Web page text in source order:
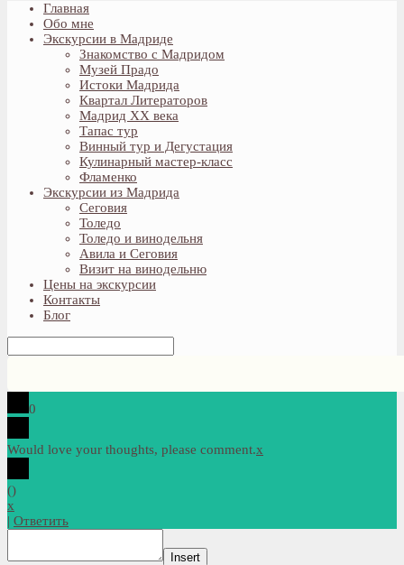
Главная
Обо мне
Экскурсии в Мадриде
Знакомство с Мадридом
Музей Прадо
Истоки Мадрида
Квартал Литераторов
Мадрид XX века
Тапас тур
Винный тур и Дегустация
Кулинарный мастер-класс
Фламенко
Экскурсии из Мадрида
Сеговия
Толедо
Толедо и винодельня
Авила и Сеговия
Визит на винодельню
Цены на экскурсии
Контакты
Блог
0
Would love your thoughts, please comment.x
()
x
| Ответить
Insert